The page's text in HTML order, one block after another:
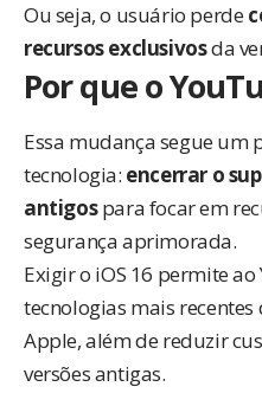
Ou seja, o usuário perde
recursos exclusivosda
Por que o
Essa mudança segue um
tecnologia: encerrar o
antigospara focar em
segurança aprimorada.
Exigir o iOS 16 permite
tecnologias mais
Apple, além de reduzir
versões antigas.